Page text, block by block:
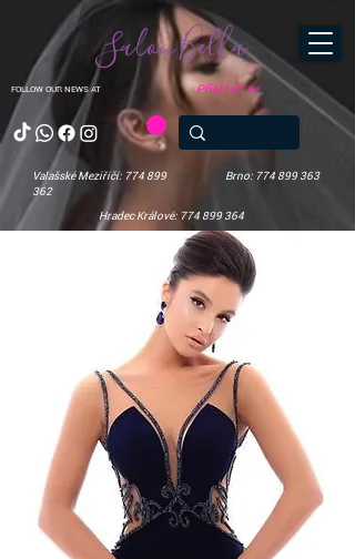
FOLLOW OUR NEWS AT
Salon Bella
Valašské Meziříčí: 774 899
362
Brno: 774 899 363
Hradec Králové: 774 899 364
Přihlásit se